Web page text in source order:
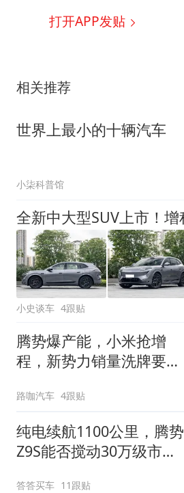
打开APP发贴
相关推荐
世界上最小的十辆汽车
小柒科普馆
小史谈车 4跟贴
腾势爆产能，小米抢增
程，新势力销量洗牌要在
路咖汽车 4跟贴
纯电续航1100公里，腾势
Z9S能否搅动30万级市
答答买车 11跟贴